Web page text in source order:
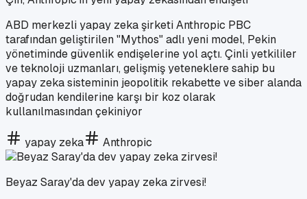
ABD merkezli yapay zeka şirketi Anthropic PBC
tarafından geliştirilen "Mythos" adlı yeni model, Pekin
yönetiminde güvenlik endişelerine yol açtı. Çinli yetkililer
ve teknoloji uzmanları, gelişmiş yeteneklere sahip bu
yapay zeka sisteminin jeopolitik rekabette ve siber alanda
doğrudan kendilerine karşı bir koz olarak
kullanılmasından çekiniyor
yapay zeka Anthropic
Beyaz Saray'da dev yapay zeka zirvesi!